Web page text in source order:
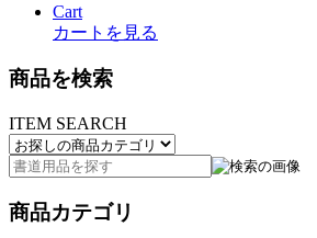
Cart
カートを見る
商品を検索
ITEM SEARCH
商品カテゴリ